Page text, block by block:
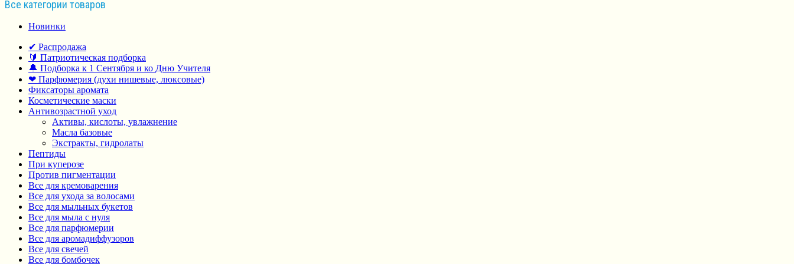
Все категории товаров
Новинки
✔ Распродажа
🔰 Патриотическая подборка
🔔 Подборка к 1 Сентября и ко Дню Учителя
❤ Парфюмерия (духи нишевые, люксовые)
Фиксаторы аромата
Косметические маски
Антивозрастной уход
Активы, кислоты, увлажнение
Масла базовые
Экстракты, гидролаты
Пептиды
При куперозе
Против пигментации
Все для кремоварения
Все для ухода за волосами
Все для мыльных букетов
Все для мыла с нуля
Все для парфюмерии
Все для аромадиффузоров
Все для свечей
Все для бомбочек